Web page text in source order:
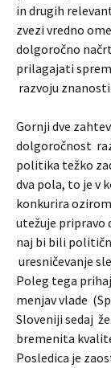
in drugih
zvezi vredno
dolgoročno
prilagajati
razvoju znanosti.
Gornji dve
dolgoročnost
politika težko
dva pola, to je v
konkurira
utežuje pripravo
naj bi bili
uresničevanje
Poleg tega
menjav vlade
Sloveniji sedaj
bremenita
Posledica je